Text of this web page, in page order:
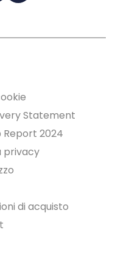
Statement
Report 2024
privacy
di acquisto